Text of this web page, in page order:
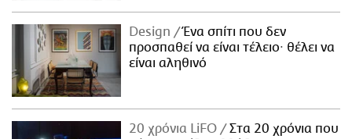
Design
Ένα σπίτι που δεν
προσπαθεί να είναι τέλειο· θέλει να
είναι αληθινό
20 χρόνια LiFO
Στα 20 χρόνια που